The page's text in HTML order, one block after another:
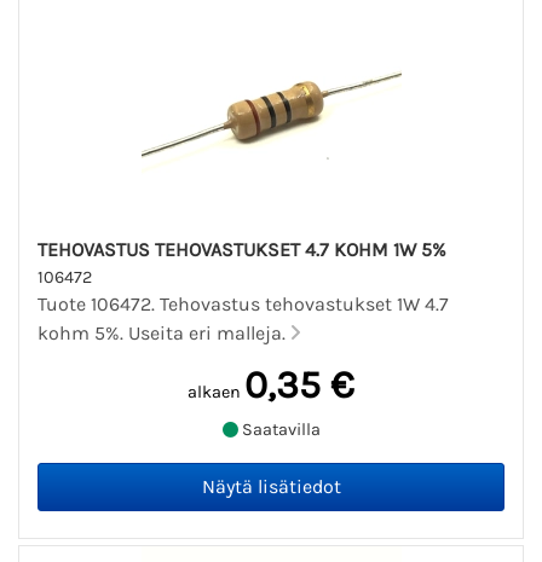
TEHOVASTUS TEHOVASTUKSET 4.7 KOHM 1W 5%
106472
Tuote 106472. Tehovastus tehovastukset 1W 4.7
kohm 5%. Useita eri malleja.
alkaen 0,35 €
Saatavilla